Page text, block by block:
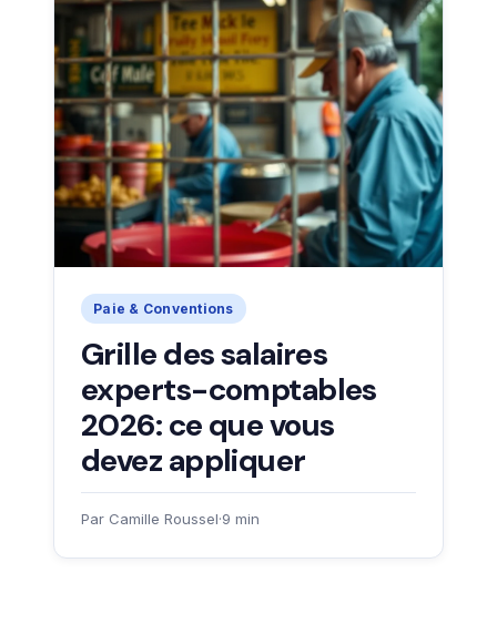
Paie & Conventions
Grille des salaires
experts-comptables
2026: ce que vous
devez appliquer
Par Camille Roussel·9 min